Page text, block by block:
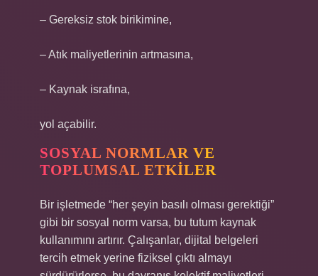
– Gereksiz stok birikimine,
– Atık maliyetlerinin artmasına,
– Kaynak israfına,
yol açabilir.
SOSYAL NORMLAR VE
TOPLUMSAL ETKILER
Bir işletmede “her şeyin basılı olması gerektiği”
gibi bir sosyal norm varsa, bu tutum kaynak
kullanımını artırır. Çalışanlar, dijital belgeleri
tercih etmek yerine fiziksel çıktı almayı